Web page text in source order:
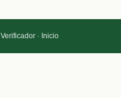
Verificador· Inicio